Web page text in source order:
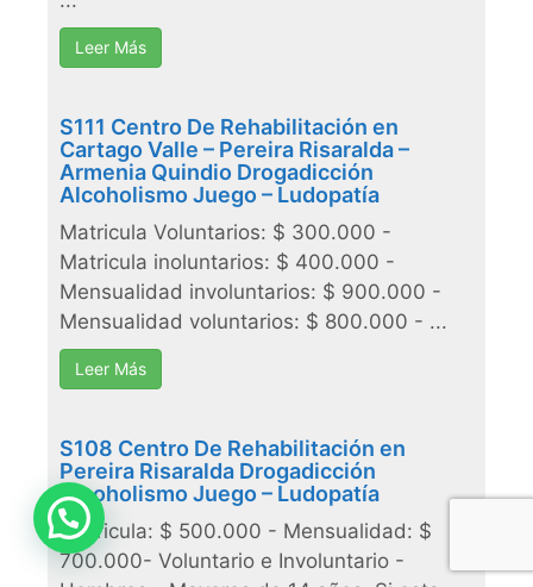
Leer Más
S111 Centro De Rehabilitación en
Cartago Valle – Pereira Risaralda –
Armenia Quindio Drogadicción
Alcoholismo Juego – Ludopatía
Matricula Voluntarios: $ 300.000 -
Matricula inoluntarios: $ 400.000 -
Mensualidad involuntarios: $ 900.000 -
Mensualidad voluntarios: $ 800.000 - ...
Leer Más
S108 Centro De Rehabilitación en
Pereira Risaralda Drogadicción
Alcoholismo Juego – Ludopatía
Matricula: $ 500.000 - Mensualidad: $
700.000- Voluntario e Involuntario -
Necesitas ayuda?